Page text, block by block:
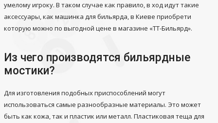
умелому игроку. В таком случае как правило, в ход идут такие
аксессуары, как машинка для бильярда, в Киеве приобрети
которую можно по выгодной цене в магазине «ТТ-Бильярд».
Из чего производятся бильярдные
мостики?
Для изготовления подобных приспособлений могут
использоваться самые разнообразные материалы. Это может
быть как кожа, так и пластик или металл. Пластиковая теща для